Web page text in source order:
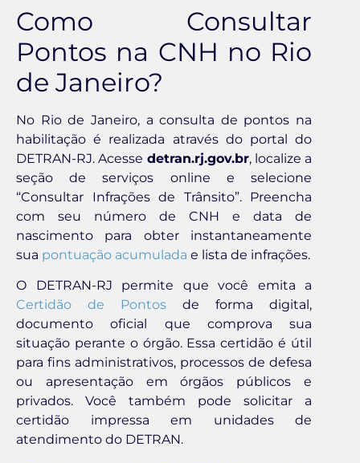
Como Consultar
Pontos na CNH no Rio
de Janeiro?
No Rio de Janeiro, a consulta de pontos na
habilitação é realizada através do portal do
DETRAN-RJ. Acesse detran.rj.gov.br, localize a
seção de serviços online e selecione
“Consultar Infrações de Trânsito”. Preencha
com seu número de CNH e data de
nascimento para obter instantaneamente
sua pontuação acumulada e lista de infrações.
O DETRAN-RJ permite que você emita a
Certidão de Pontos de forma digital,
documento oficial que comprova sua
situação perante o órgão. Essa certidão é útil
para fins administrativos, processos de defesa
ou apresentação em órgãos públicos e
privados. Você também pode solicitar a
certidão impressa em unidades de
atendimento do DETRAN.